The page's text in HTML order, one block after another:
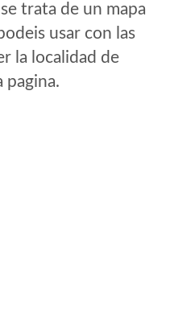
trata de un mapa
usar con las
la localidad de
pagina.